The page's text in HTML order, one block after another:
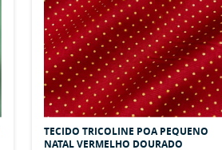
TECIDO TRICOLINE POA PEQUENO
NATAL VERMELHO DOURADO